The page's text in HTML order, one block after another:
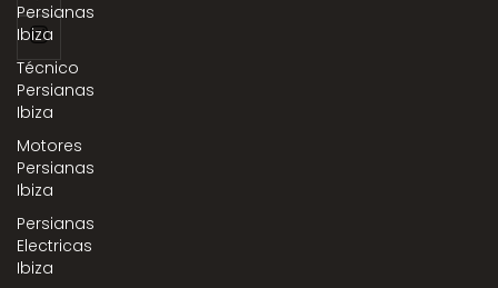
Persianas
Ibiza
Técnico
Persianas
Ibiza
Motores
Persianas
Ibiza
Persianas
Electricas
Ibiza